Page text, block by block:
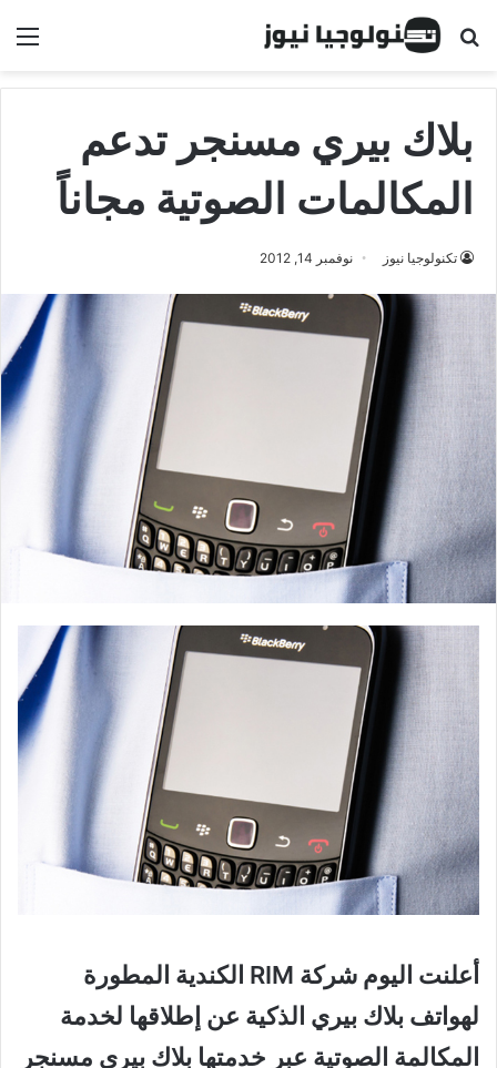
البحث عن
بلاك بيري مسنجر تدعم
المكالمات الصوتية مجاناً
تكنولوجيا نيوز نوفمبر 14, 2012
أعلنت اليوم شركة RIM الكندية المطورة
لهواتف بلاك بيري الذكية عن إطلاقها لخدمة
المكالمة الصوتية عبر خدمتها بلاك بيري مسنجر